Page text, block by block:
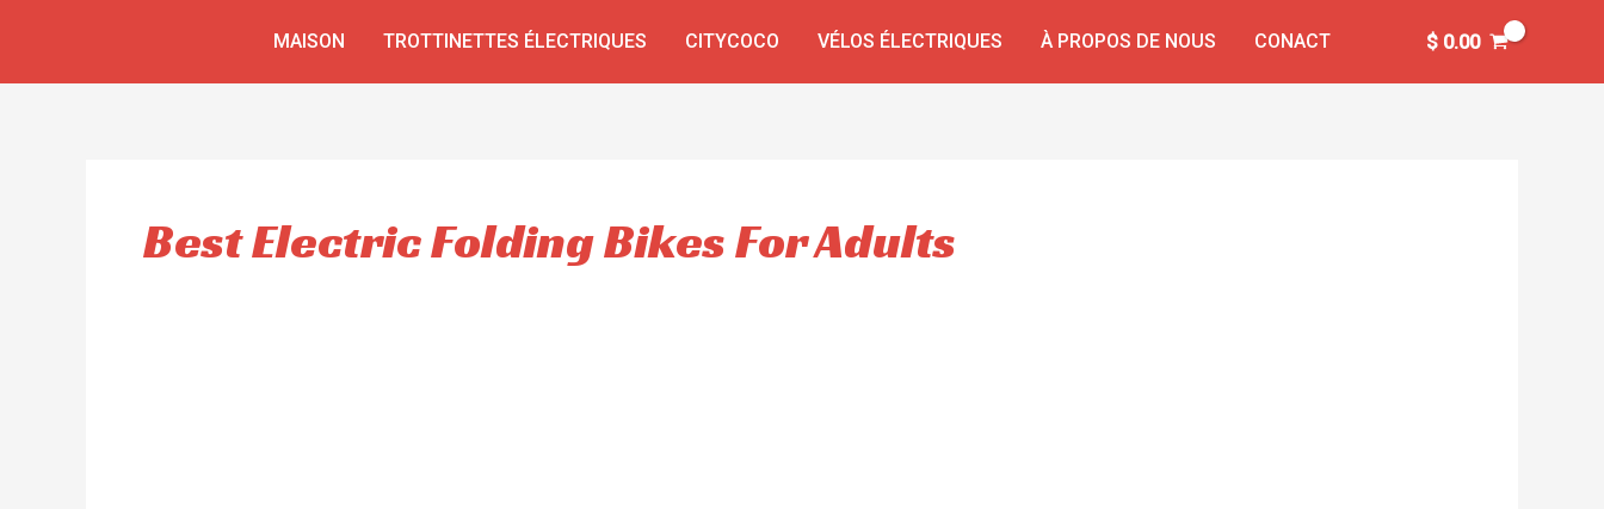
MAISON TROTTINETTES ÉLECTRIQUES CITYCOCO VÉLOS ÉLECTRIQUES À PROPOS DE NOUS CONACT $0.00
Best Electric Folding Bikes For Adults